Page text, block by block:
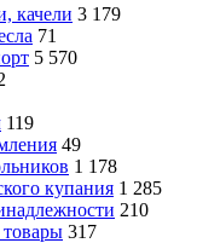
качели 3 179
71
5 570
119
49
1 178
купания 1 285
210
товары 317